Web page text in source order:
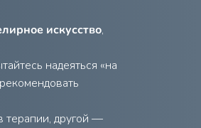
искусство,
надеяться «на
терапии, другой —